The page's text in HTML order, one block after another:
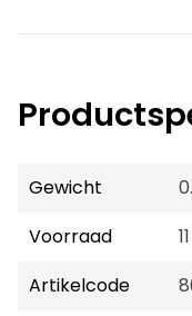
Gewicht
Voorraad
11
Artikelcode